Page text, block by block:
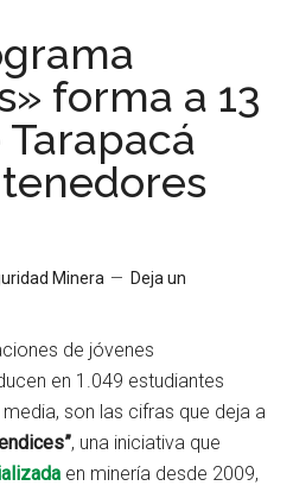
forma a 13
Minera
Deja un
de jóvenes
en 1.049 estudiantes
son las cifras que deja a
, una iniciativa que
en minería desde 2009,